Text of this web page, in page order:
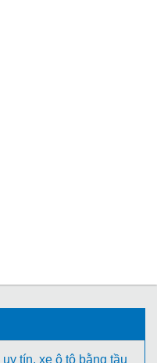
tín, xe ô tô bằng tầu